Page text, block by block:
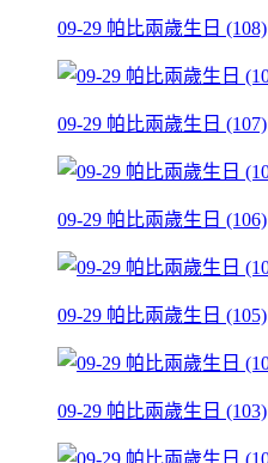
09-29 帕比兩歲生日 (108)
09-29 帕比兩歲生日 (107)
09-29 帕比兩歲生日 (106)
09-29 帕比兩歲生日 (105)
09-29 帕比兩歲生日 (103)